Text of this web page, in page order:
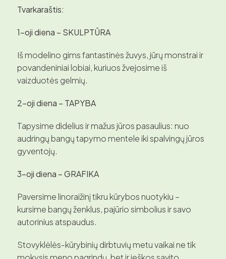
Tvarkaraštis:
1-oji diena – SKULPTŪRA
Iš modelino gims fantastinės žuvys, jūrų monstrai ir
povandeniniai lobiai, kuriuos žvejosime iš
vaizduotės gelmių.
2-oji diena – TAPYBA
Tapysime didelius ir mažus jūros pasaulius: nuo
audringų bangų tapymo mentele iki spalvingų jūros
gyventojų.
3-oji diena – GRAFIKA
Paversime linoraižinį tikru kūrybos nuotykiu –
kursime bangų ženklus, pajūrio simbolius ir savo
autorinius atspaudus.
Stovyklėlės-kūrybinių dirbtuvių metu vaikai ne tik